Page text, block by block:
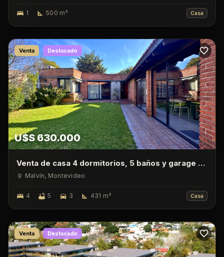
1 500 m² Casa
Venta Destacado
U$S 630.000
Venta de casa 4 dormitorios, 5 baños y garage en
Malvin
Malvín, Montevideo
4 5 3 431 m² Casa
Venta Destacado